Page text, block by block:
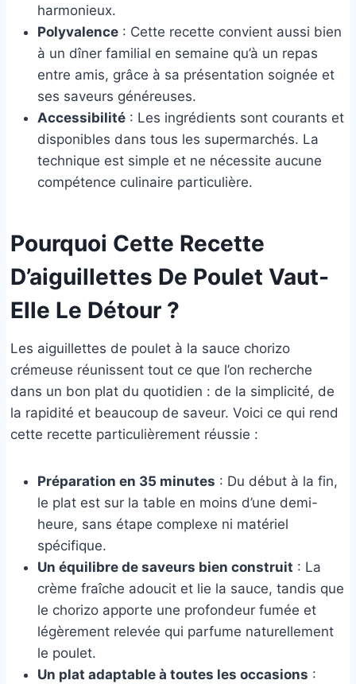
harmonieux.
Polyvalence : Cette recette convient aussi bien
à un dîner familial en semaine qu’à un repas
entre amis, grâce à sa présentation soignée et
ses saveurs généreuses.
Accessibilité : Les ingrédients sont courants et
disponibles dans tous les supermarchés. La
technique est simple et ne nécessite aucune
compétence culinaire particulière.
Pourquoi Cette Recette
D’aiguillettes De Poulet Vaut-
Elle Le Détour ?
Les aiguillettes de poulet à la sauce chorizo
crémeuse réunissent tout ce que l’on recherche
dans un bon plat du quotidien : de la simplicité, de
la rapidité et beaucoup de saveur. Voici ce qui rend
cette recette particulièrement réussie :
Préparation en 35 minutes : Du début à la fin,
le plat est sur la table en moins d’une demi-
heure, sans étape complexe ni matériel
spécifique.
Un équilibre de saveurs bien construit : La
crème fraîche adoucit et lie la sauce, tandis que
le chorizo apporte une profondeur fumée et
légèrement relevée qui parfume naturellement
le poulet.
Un plat adaptable à toutes les occasions :